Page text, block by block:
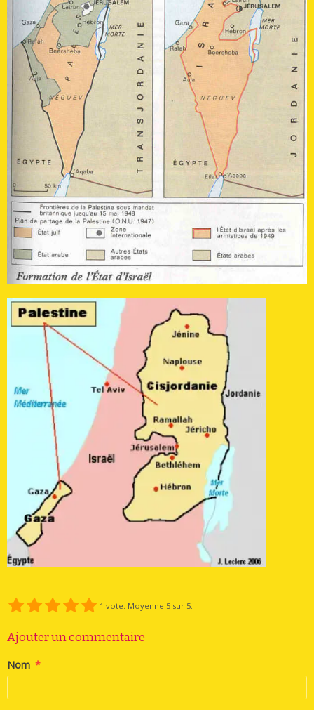
1 vote. Moyenne 5 sur 5.
Ajouter un commentaire
Nom